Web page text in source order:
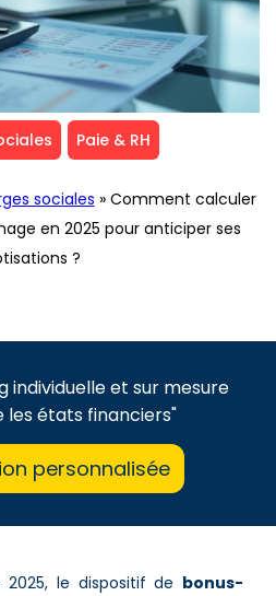
Paie & RH
sociales » Comment calculer
en 2025 pour anticiper ses
?
individuelle et sur mesure
les états financiers"
personnalisée
le dispositif de bonus-